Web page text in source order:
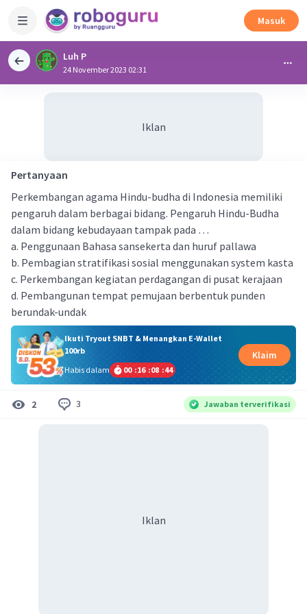
Masuk
Luh P
24 November 2023 02:31
Iklan
Pertanyaan
Perkembangan agama Hindu-budha di Indonesia memiliki
pengaruh dalam berbagai bidang. Pengaruh Hindu-Budha
dalam bidang kebudayaan tampak pada …
a. Penggunaan Bahasa sansekerta dan huruf pallawa
b. Pembagian stratifikasi sosial menggunakan system kasta
c. Perkembangan kegiatan perdagangan di pusat kerajaan
d. Pembangunan tempat pemujaan berbentuk punden
berundak-undak
Ikuti Tryout SNBT & Menangkan E-Wallet
100rb
Habis dalam
00 :16 :08 :44
Klaim
2 3 Jawaban terverifikasi
Iklan